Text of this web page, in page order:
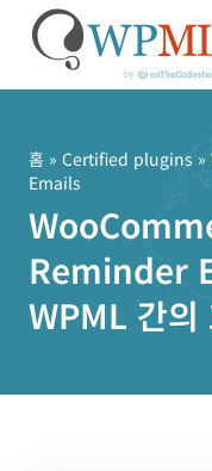
홈 » Certified plugins
Emails
Reminder
WPML 간의